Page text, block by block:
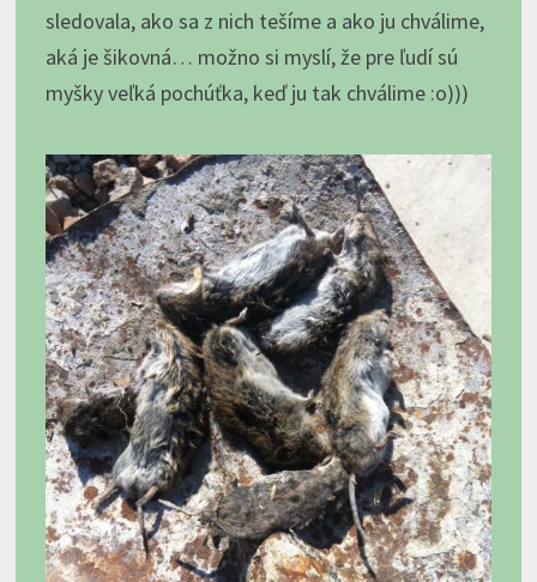
sledovala, ako sa z nich tešíme a ako ju chválime,
aká je šikovná… možno si myslí, že pre ľudí sú
myšky veľká pochúťka, keď ju tak chválime :o)))